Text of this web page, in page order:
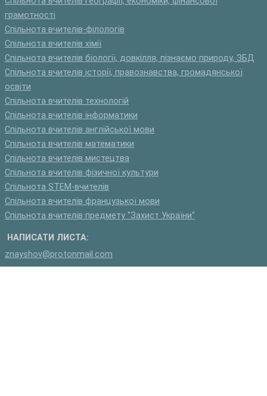
грамотності
Спільнота вчителів-філологів
Спільнота вчителів хімії
Спільнота вчителів біології, довкілля, пізнаємо природу, ЗБД
Спільнота вчителів історії, правознавства, громадянської
освіти
Спільнота вчителів технологій
Спільнота вчителів інформатики
Спільнота вчителів англійської мови
Спільнота вчителів математики
Спільнота вчителів мистецтва
Спільнота вчителів фізичної культури
Спільнота STEM-вчителів
Спільнота вчителів французької мови
Спільнота вчителів предмету "Захист України"
НАПИСАТИ ЛИСТА:
znayshov@protonmail.com